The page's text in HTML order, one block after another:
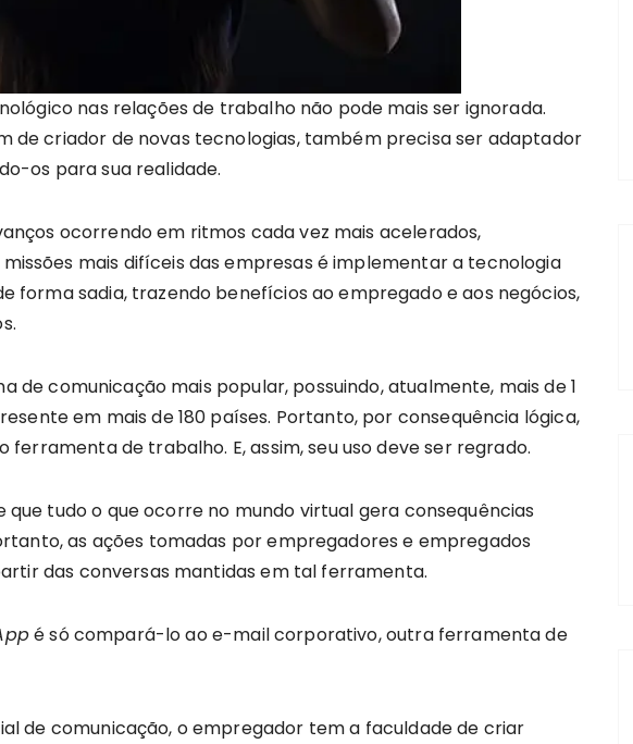
nas relações de trabalho não pode mais ser ignorada.
de criador de novas tecnologias, também precisa ser adaptador
os para sua realidade.
ocorrendo em ritmos cada vez mais acelerados,
mais difíceis das empresas é implementar a tecnologia
forma sadia, trazendo benefícios ao empregado e aos negócios,
de comunicação mais popular, possuindo, atualmente, mais de 1
em mais de 180 países. Portanto, por consequência lógica,
ferramenta de trabalho. E, assim, seu uso deve ser regrado.
que tudo o que ocorre no mundo virtual gera consequências
as ações tomadas por empregadores e empregados
das conversas mantidas em tal ferramenta.
é só compará-lo ao e-mail corporativo, outra ferramenta de
de comunicação, o empregador tem a faculdade de criar